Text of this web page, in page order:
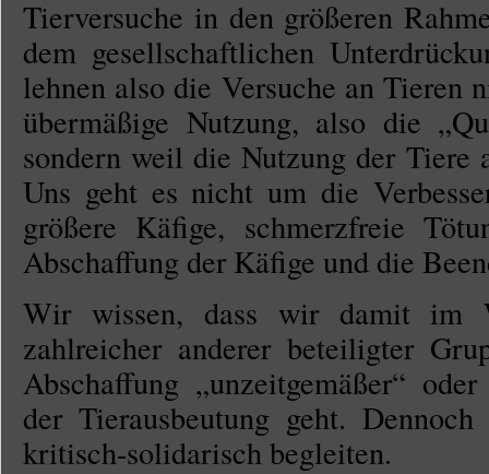
Tierversuche in den größeren
dem gesellschaftlichen
lehnen also die Versuche an Tieren
übermäßige Nutzung, also die
sondern weil die Nutzung der Tiere
Uns geht es nicht um die
größere Käfige, schmerzfreie
Abschaffung der Käfige und die
Wir wissen, dass wir damit im
zahlreicher anderer beteiligter
Abschaffung „unzeitgemäßer“
der Tierausbeutung geht.
kritisch-solidarisch begleiten.